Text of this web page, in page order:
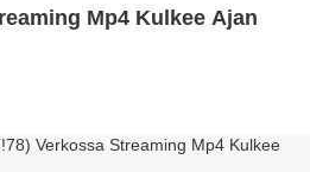
Mp4 Kulkee Ajan